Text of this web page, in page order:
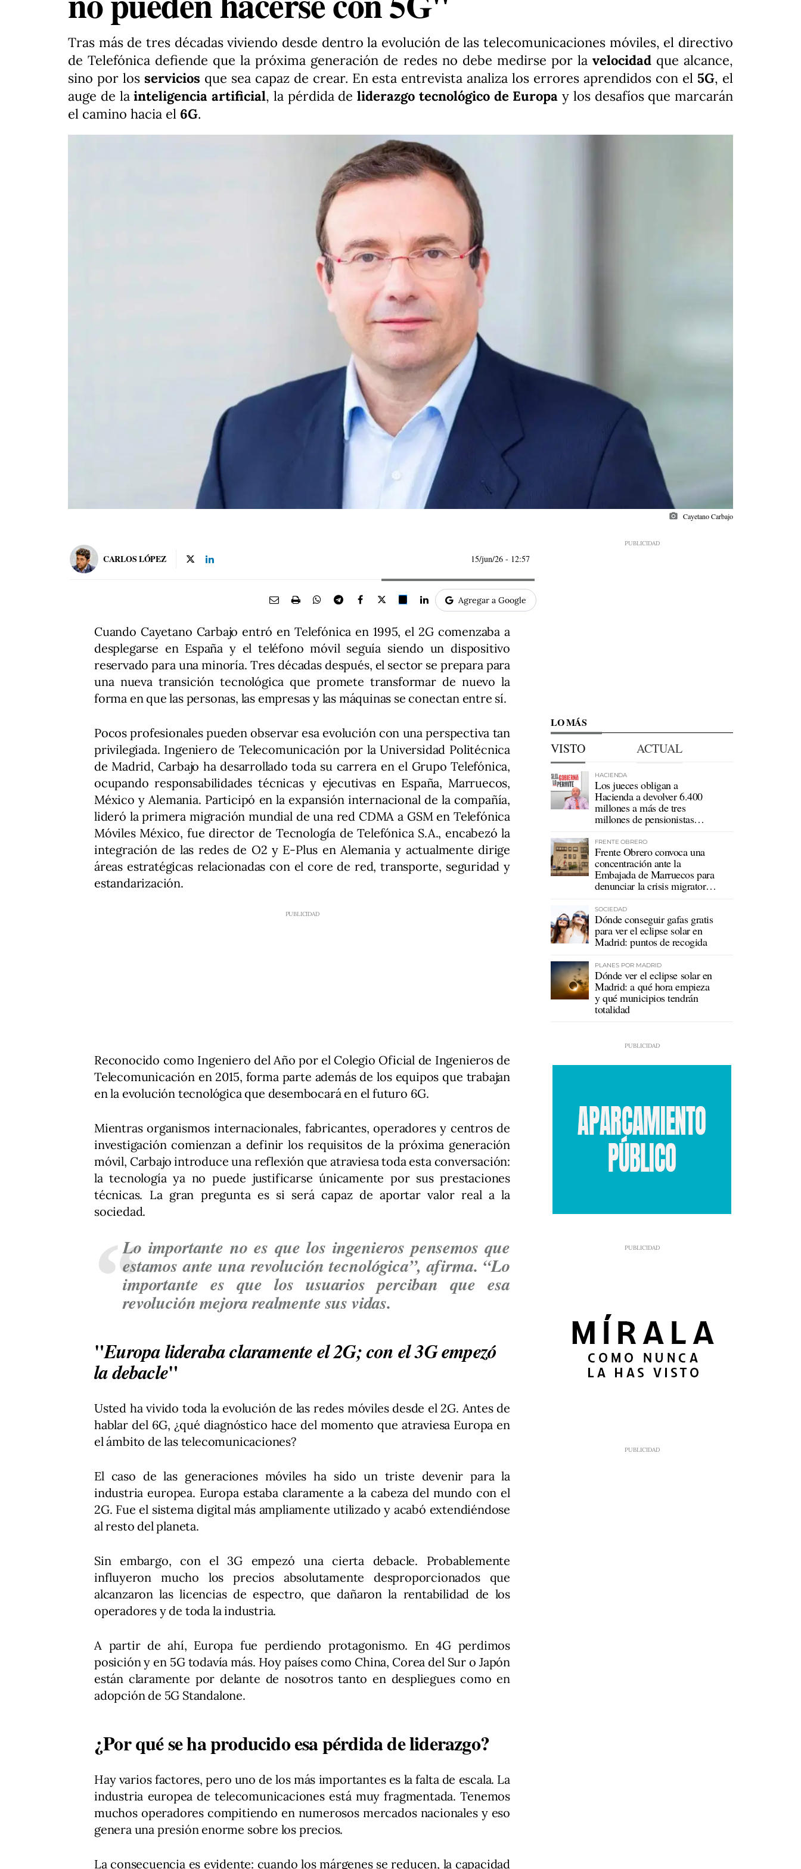
Tras más de tres décadas viviendo desde dentro la evolución de las telecomunicaciones móviles, el directivo
de Telefónica defiende que la próxima generación de redes no debe medirse por la velocidad que alcance,
sino por los servicios que sea capaz de crear. En esta entrevista analiza los errores aprendidos con el 5G, el
auge de lainteligencia artificial, la pérdida de liderazgo tecnológico de Europa y los desafíos que marcarán
el camino hacia el 6G.
photo_camera Cayetano Carbajo
CARLOS LÓPEZ 15/jun/26 - 12:57
Agregar a Google
Cuando Cayetano Carbajo entró en Telefónica en 1995, el 2G comenzaba a
desplegarse en España y el teléfono móvil seguía siendo un dispositivo
reservado para una minoría. Tres décadas después, el sector se prepara para
una nueva transición tecnológica que promete transformar de nuevo la
forma en que las personas, las empresas y las máquinas se conectan entre sí.
Pocos profesionales pueden observar esa evolución con una perspectiva tan
privilegiada. Ingeniero de Telecomunicación por la Universidad Politécnica
de Madrid, Carbajo ha desarrollado toda su carrera en el Grupo Telefónica,
ocupando responsabilidades técnicas y ejecutivas en España, Marruecos,
México y Alemania. Participó en la expansión internacional de la compañía,
lideró la primera migración mundial de una red CDMA a GSM en Telefónica
Móviles México, fue director de Tecnología de Telefónica S.A., encabezó la
integración de las redes de O2 y E-Plus en Alemania y actualmente dirige
áreas estratégicas relacionadas con el core de red, transporte, seguridad y
estandarización.
Reconocido como Ingeniero del Año por el Colegio Oficial de Ingenieros de
Telecomunicación en 2015, forma parte además de los equipos que trabajan
en la evolución tecnológica que desembocará en el futuro 6G.
Mientras organismos internacionales, fabricantes, operadores y centros de
investigación comienzan a definir los requisitos de la próxima generación
móvil, Carbajo introduce una reflexión que atraviesa toda esta conversación:
la tecnología ya no puede justificarse únicamente por sus prestaciones
técnicas. La gran pregunta es si será capaz de aportar valor real a la
sociedad.
Lo importante no es que los ingenieros pensemos que
estamos ante una revolución tecnológica”, afirma. “Lo
importante es que los usuarios perciban que esa
revolución mejora realmente sus vidas.
"Europa lideraba claramente el 2G; con el 3G empezó
la debacle"
Usted ha vivido toda la evolución de las redes móviles desde el 2G. Antes de
hablar del 6G, ¿qué diagnóstico hace del momento que atraviesa Europa en
el ámbito de las telecomunicaciones?
El caso de las generaciones móviles ha sido un triste devenir para la
industria europea. Europa estaba claramente a la cabeza del mundo con el
2G. Fue el sistema digital más ampliamente utilizado y acabó extendiéndose
al resto del planeta.
Sin embargo, con el 3G empezó una cierta debacle. Probablemente
influyeron mucho los precios absolutamente desproporcionados que
alcanzaron las licencias de espectro, que dañaron la rentabilidad de los
operadores y de toda la industria.
A partir de ahí, Europa fue perdiendo protagonismo. En 4G perdimos
posición y en 5G todavía más. Hoy países como China, Corea del Sur o Japón
están claramente por delante de nosotros tanto en despliegues como en
adopción de 5G Standalone.
¿Por qué se ha producido esa pérdida de liderazgo?
Hay varios factores, pero uno de los más importantes es la falta de escala. La
industria europea de telecomunicaciones está muy fragmentada. Tenemos
muchos operadores compitiendo en numerosos mercados nacionales y eso
genera una presión enorme sobre los precios.
La consecuencia es evidente: cuando los márgenes se reducen, la capacidad
LO MÁS
VISTO ACTUAL
HACIENDA
Los jueces obligan a
Hacienda a devolver 6.400
millones a más de tres
millones de pensionistas
FRENTE OBRERO
Frente Obrero convoca una
concentración ante la
Embajada de Marruecos para
denunciar la crisis migratoria
SOCIEDAD
Dónde conseguir gafas gratis
para ver el eclipse solar en
Madrid: puntos de recogida
PLANES POR MADRID
Dónde ver el eclipse solar en
Madrid: a qué hora empieza
y qué municipios tendrán
totalidad